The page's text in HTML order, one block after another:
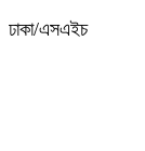
ঢাকা/এসএইচ